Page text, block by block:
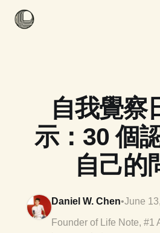
自我覺察
示：30 個
自己的
Daniel W. Chen•June
Founder of Life Note, #1